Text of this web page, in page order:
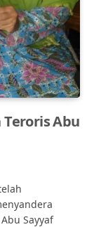
Abu
Sayyaf